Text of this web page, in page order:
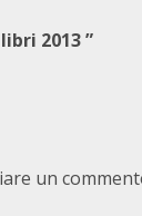
2013 ”
un